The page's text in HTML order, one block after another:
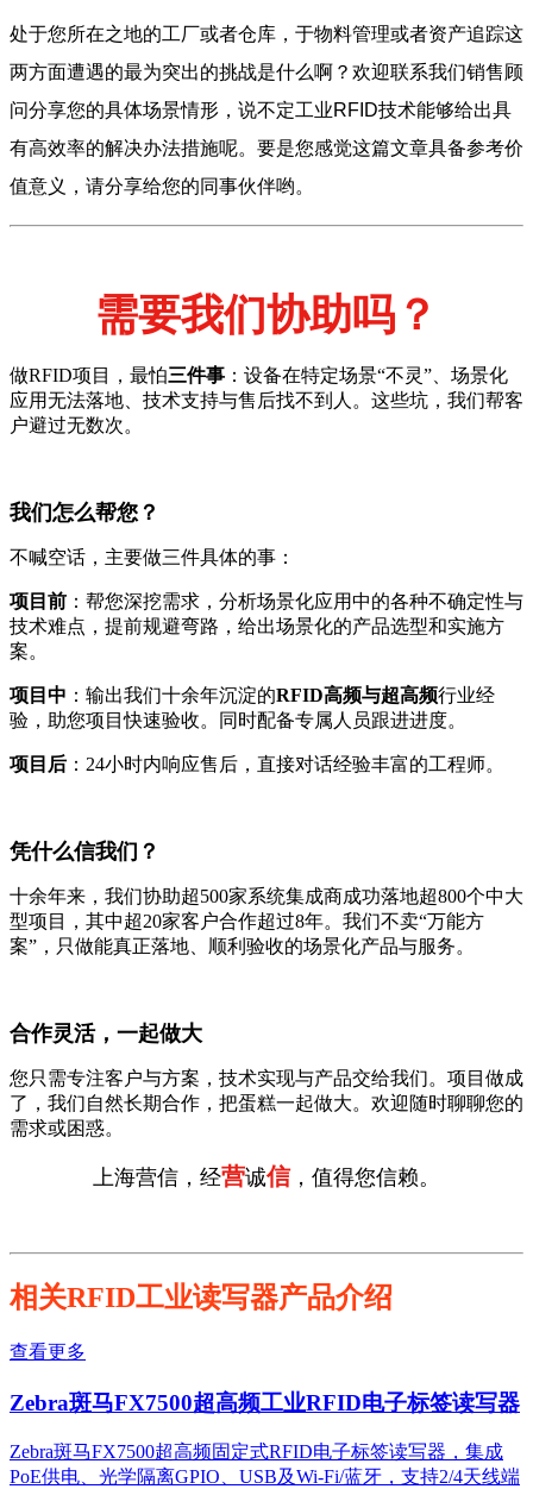
处于您所在之地的工厂或者仓库，于物料管理或者资产追踪这
两方面遭遇的最为突出的挑战是什么啊？欢迎联系我们销售顾
问分享您的具体场景情形，说不定工业RFID技术能够给出具
有高效率的解决办法措施呢。要是您感觉这篇文章具备参考价
值意义，请分享给您的同事伙伴哟。
需要我们协助吗？
做RFID项目，最怕三件事 ：设备在特定场景“不灵”、场景化
应用无法落地、技术支持与售后找不到人。这些坑，我们帮客
户避过无数次。
我们怎么帮您？
不喊空话，主要做三件具体的事：
项目前 ：帮您深挖需求，分析场景化应用中的各种不确定性与
技术难点，提前规避弯路，给出场景化的产品选型和实施方
案。
项目中 ：输出我们十余年沉淀的RFID高频与超高频行业经
验，助您项目快速验收。同时配备专属人员跟进进度。
项目后 ：24小时内响应售后，直接对话经验丰富的工程师。
凭什么信我们？
十余年来，我们协助超500家系统集成商成功落地超800个中大
型项目，其中超20家客户合作超过8年。我们不卖“万能方
案”，只做能真正落地、顺利验收的场景化产品与服务。
合作灵活，一起做大
您只需专注客户与方案，技术实现与产品交给我们。项目做成
了，我们自然长期合作，把蛋糕一起做大。欢迎随时聊聊您的
需求或困惑。
上海营信，经营诚信，值得您信赖。
相关RFID工业读写器产品介绍
查看更多
Zebra斑马FX7500超高频工业RFID电子标签读写器
Zebra斑马FX7500超高频固定式RFID电子标签读写器，集成
PoE供电、光学隔离GPIO、USB及Wi-Fi/蓝牙，支持2/4天线端